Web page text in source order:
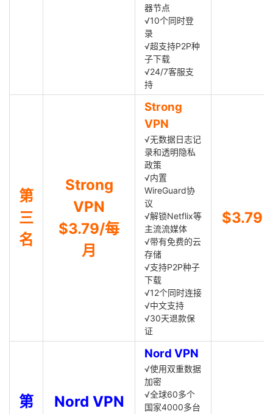
器节点
√10个同时登
录
√超支持P2P种
子下载
√24/7客服支
持
第
三
名
Strong
VPN
$3.79/每
月
Strong
VPN
√无数据日志记
录和透明隐私
政策
√内置
WireGuard协
议
√解锁Netflix等
主流流媒体
√带有免费的云
存储
√支持P2P种子
下载
√12个同时连接
√中文支持
√30天退款保
证
$3.79
第
Nord VPN
Nord VPN
√使用双重数据
加密
√全球60多个
国家4000多台